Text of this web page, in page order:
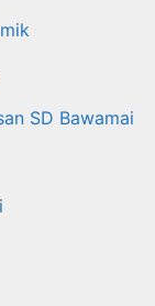
SD Bawamai